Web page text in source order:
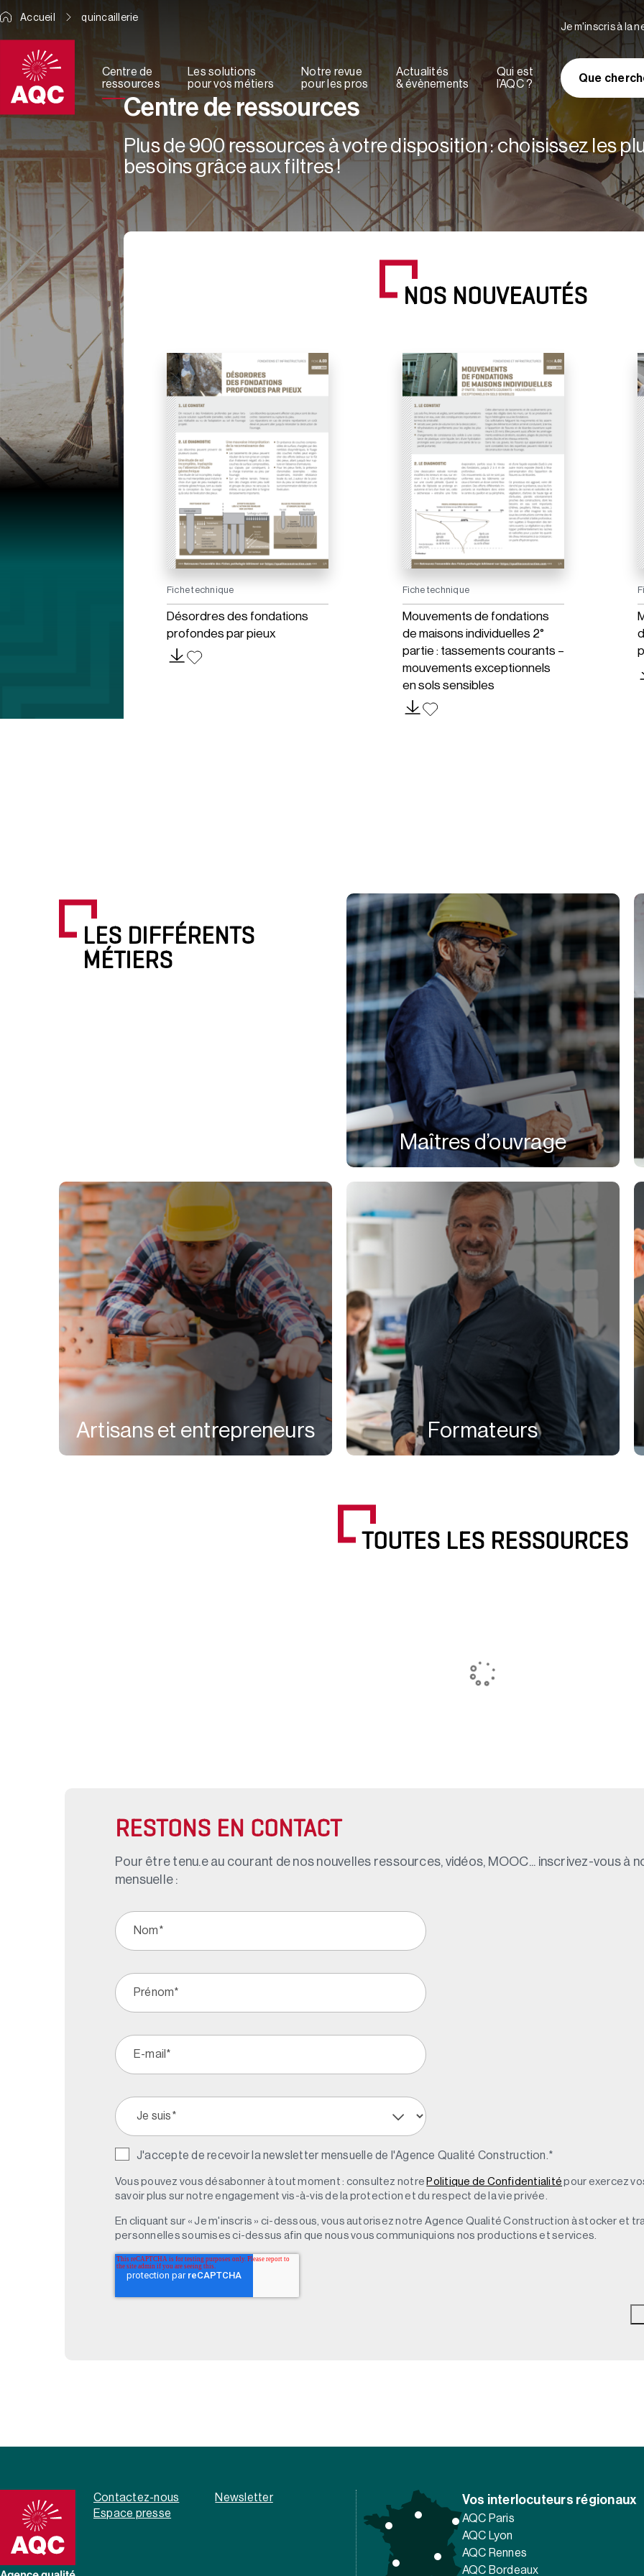
Centre de
ressources
Les solutions
pour vos métiers
Notre revue
pour les pros
Actualités
& évènements
Qui est
l’AQC ?
Je m'inscris à la
Que
Accueil quincaillerie
Centre de ressources
Plus de 900 ressources à votre disposition : choisissez les
besoins grâce aux filtres !
NOS NOUVEAUTÉS
Fiche technique
Désordres des fondations
profondes par pieux
Fiche technique
Mouvements de fondations
de maisons individuelles 2°
partie : tassements courants –
mouvements exceptionnels
en sols sensibles
LES DIFFÉRENTS
MÉTIERS
Maîtres d’ouvrage
Artisans et entrepreneurs Formateurs
TOUTES LES RESSOURCES
RESTONS EN CONTACT
Pour être tenu.e au courant de nos nouvelles ressources, vidéos, MOOC... inscrivez-vous à
mensuelle :
J'accepte de recevoir la newsletter mensuelle de l'Agence Qualité Construction.*
Vous pouvez vous désabonner à tout moment : consultez notre Politique de Confidentialité pour exercez
savoir plus sur notre engagement vis-à-vis de la protection et du respect de la vie privée.
En cliquant sur « Je m'inscris » ci-dessous, vous autorisez notre Agence Qualité Construction à stocker et
personnelles soumises ci-dessus afin que nous vous communiquions nos productions et services.
Contactez-nous
Newsletter
Espace presse
Vos interlocuteurs régionaux
AQC Paris
AQC Lyon
AQC Rennes
AQC Bordeaux